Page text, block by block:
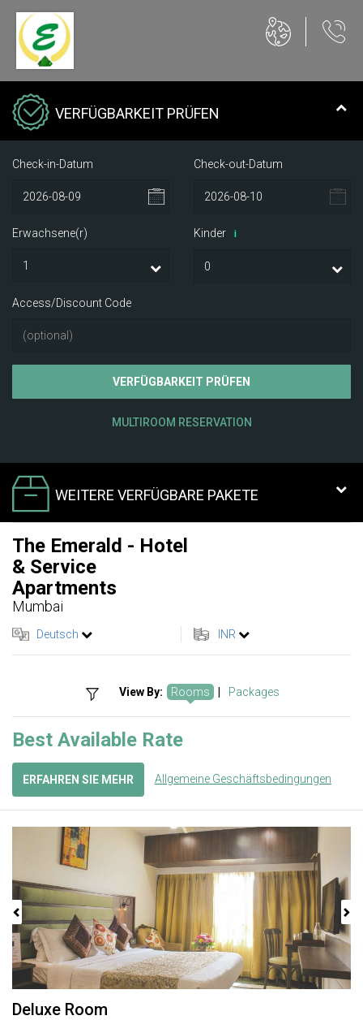
VERFÜGBARKEIT PRÜFEN
Check-in-Datum Check-out-Datum
Erwachsene(r) Kinder i
Access/Discount Code
VERFÜGBARKEIT PRÜFEN
MULTIROOM RESERVATION
WEITERE VERFÜGBARE PAKETE
The Emerald - Hotel
& Service
Apartments
Mumbai
Deutsch INR
View By: Rooms Packages
Best Available Rate
ERFAHREN SIE MEHR Allgemeine Geschäftsbedingungen
Previous
Deluxe Room